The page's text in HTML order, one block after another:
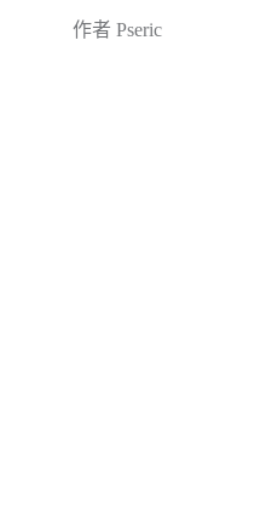
作者 Pseric